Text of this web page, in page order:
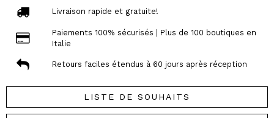
Livraison rapide et gratuite!
Paiements 100% sécurisés | Plus de 100 boutiques en
Italie
Retours faciles étendus à 60 jours après réception
LISTE DE SOUHAITS